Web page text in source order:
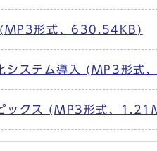
(MP3形式、630.54KB)
システム導入 (MP3形式
ックス (MP3形式、